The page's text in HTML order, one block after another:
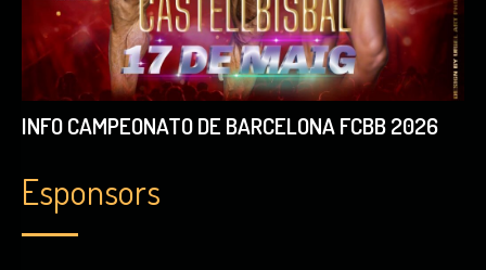
INFO CAMPEONATO DE BARCELONA FCBB 2026
Esponsors